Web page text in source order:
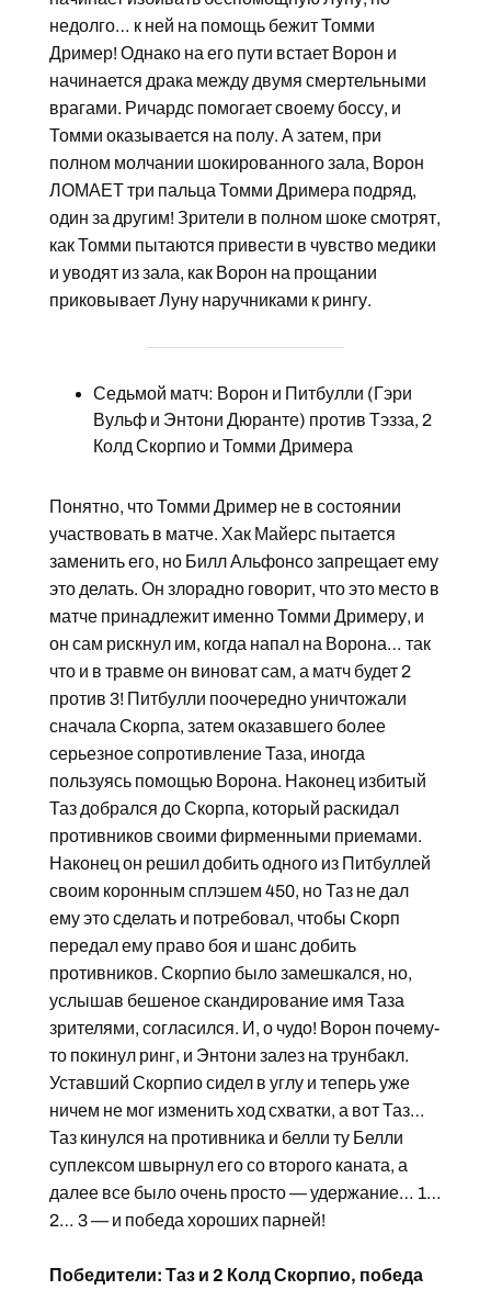
недолго… к ней на помощь бежит Томми
Дример! Однако на его пути встает Ворон и
начинается драка между двумя смертельными
врагами. Ричардс помогает своему боссу, и
Томми оказывается на полу. А затем, при
полном молчании шокированного зала, Ворон
ЛОМАЕТ три пальца Томми Дримера подряд,
один за другим! Зрители в полном шоке смотрят,
как Томми пытаются привести в чувство медики
и уводят из зала, как Ворон на прощании
приковывает Луну наручниками к рингу.
Седьмой матч: Ворон и Питбулли (Гэри
Вульф и Энтони Дюранте) против Тэзза, 2
Колд Скорпио и Томми Дримера
Понятно, что Томми Дример не в состоянии
участвовать в матче. Хак Майерс пытается
заменить его, но Билл Альфонсо запрещает ему
это делать. Он злорадно говорит, что это место в
матче принадлежит именно Томми Дримеру, и
он сам рискнул им, когда напал на Ворона… так
что и в травме он виноват сам, а матч будет 2
против 3! Питбулли поочередно уничтожали
сначала Скорпа, затем оказавшего более
серьезное сопротивление Таза, иногда
пользуясь помощью Ворона. Наконец избитый
Таз добрался до Скорпа, который раскидал
противников своими фирменными приемами.
Наконец он решил добить одного из Питбуллей
своим коронным сплэшем 450, но Таз не дал
ему это сделать и потребовал, чтобы Скорп
передал ему право боя и шанс добить
противников. Скорпио было замешкался, но,
услышав бешеное скандирование имя Таза
зрителями, согласился. И, о чудо! Ворон почему-
то покинул ринг, и Энтони залез на трунбакл.
Уставший Скорпио сидел в углу и теперь уже
ничем не мог изменить ход схватки, а вот Таз…
Таз кинулся на противника и белли ту Белли
суплексом швырнул его со второго каната, а
далее все было очень просто — удержание… 1…
2… 3 — и победа хороших парней!
Победители: Таз и 2 Колд Скорпио, победа